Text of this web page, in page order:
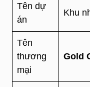
Tên dự
án
Khu
Tên
thương
mại
Gold